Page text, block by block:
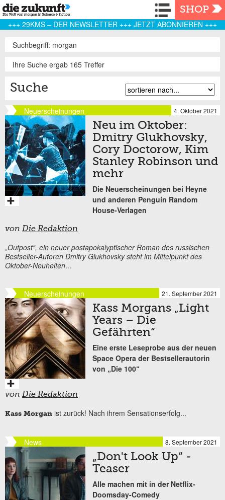
Navigation
SHOP
+++ 29KMS – DER NEWSLETTER +++ JETZT ABONNIEREN +++
Suchbegriff: morgan
Ihre Suche ergab 165 Treffer
Suche
Neuerscheinungen 4. Oktober 2021
Neu im Oktober:
Dmitry Glukhovsky,
Cory Doctorow, Kim
Stanley Robinson und
mehr
Die Neuerscheinungen bei Heyne
und anderen Penguin Random
House-Verlagen
von Die Redaktion
„Outpost“, ein neuer postapokalyptischer Roman des russischen
Bestseller-Autoren Dmitry Glukhovsky steht im Mittelpunkt des
Oktober-Neuheiten...
Neuerscheinungen 21. September 2021
Kass Morgans „Light
Years – Die
Gefährten“
Eine erste Leseprobe aus der neuen
Space Opera der Bestsellerautorin
von „Die 100“
von Die Redaktion
Kass Morgan ist zurück! Nach ihrem Sensationserfolg...
News 8. September 2021
„Don't Look Up“ -
Teaser
Alle machen mit in der Netflix-
Doomsday-Comedy